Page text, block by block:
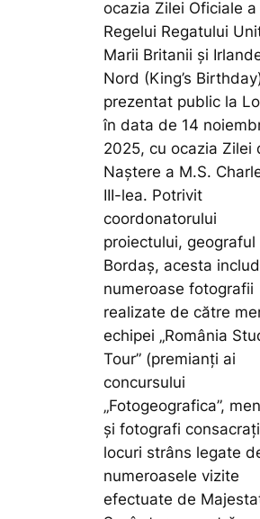
ocazia Zilei Oficiale a
Regelui Regatului
Marii Britanii și
Nord (King’s
prezentat public la
în data de 14
2025, cu ocazia Zilei
Naștere a M.S.
III-lea. Potrivit
coordonatorului
proiectului, geograful
Bordaș, acesta
numeroase fotografii
realizate de către
echipei „România
Tour” (premianţi ai
concursului
„Fotogeografica”,
şi fotografi
locuri strâns legate
numeroasele vizite
efectuate de